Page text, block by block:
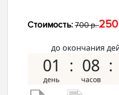
Стоимость: 700 р.
до окончания
01 08